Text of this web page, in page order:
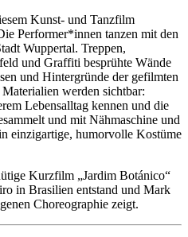
Kunst- und Tanzfilm
Performer*innen tanzen mit den
Wuppertal. Treppen,
und Graffiti besprühte Wände
und Hintergründe der gefilmten
werden sichtbar:
Lebensalltag kennen und die
und mit Nähmaschine und
einzigartige, humorvolle Kostüme
Kurzfilm „Jardim Botánico“
in Brasilien entstand und Mark
Choreographie zeigt.